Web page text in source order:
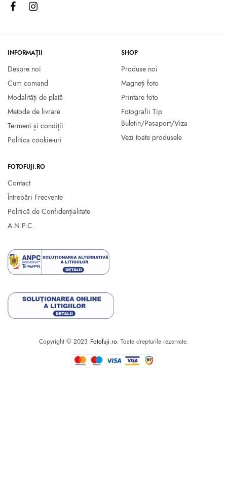
INFORMAȚII
Despre noi
Cum comand
Modalități de plată
Metode de livrare
Termeni și condiții
Politica cookie-uri
SHOP
Produse noi
Magneți foto
Printare foto
Fotografii Tip
Buletin/Pasaport/Viza
Vezi toate produsele
FOTOFUJI.RO
Contact
Întrebări Frecvente
Politică de Confidențialitate
A.N.P.C.
Copyright © 2023 Fotofuji.ro. Toate drepturile rezervate.